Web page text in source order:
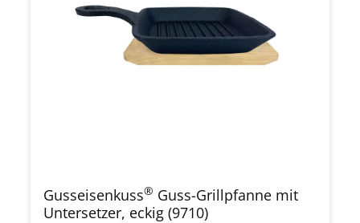
Gusseisenkuss® Guss-Grillpfanne mit
Untersetzer, eckig (9710)